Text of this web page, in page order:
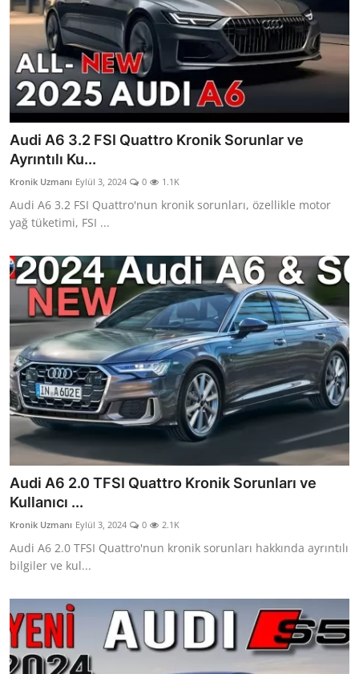
Audi A6 3.2 FSI Quattro Kronik Sorunlar ve
Ayrıntılı Ku...
Kronik Uzmanı Eylül 3, 2024 0 1.1K
Audi A6 3.2 FSI Quattro'nun kronik sorunları, özellikle motor
yağ tüketimi, FSI ...
Audi A6 2.0 TFSI Quattro Kronik Sorunları ve
Kullanıcı ...
Kronik Uzmanı Eylül 3, 2024 0 2.1K
Audi A6 2.0 TFSI Quattro'nun kronik sorunları hakkında ayrıntılı
bilgiler ve kul...